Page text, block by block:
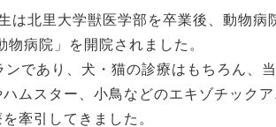
は北里大学獣医学部を卒業後、動物病
病院」を開院されました。
であり、犬・猫の診療はもちろん、当
ムスター、小鳥などのエキゾチックア
牽引してきました。